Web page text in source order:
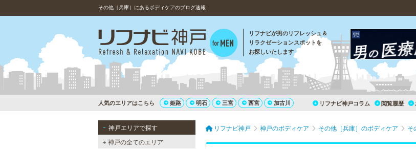
その他［兵庫］にあるボディケアのブログ速報
リフナビが男のリフレッシュ＆
リラクゼーションスポットを
お探しいたします
人気のエリアはこちら 姫路 明石 三宮 西宮 加古川 リフナビ神戸コラム 閲覧履歴
神戸エリアで探す
神戸の全てのエリア
リフナビ神戸 神戸のボディケア その他［兵庫］のボディケア そ